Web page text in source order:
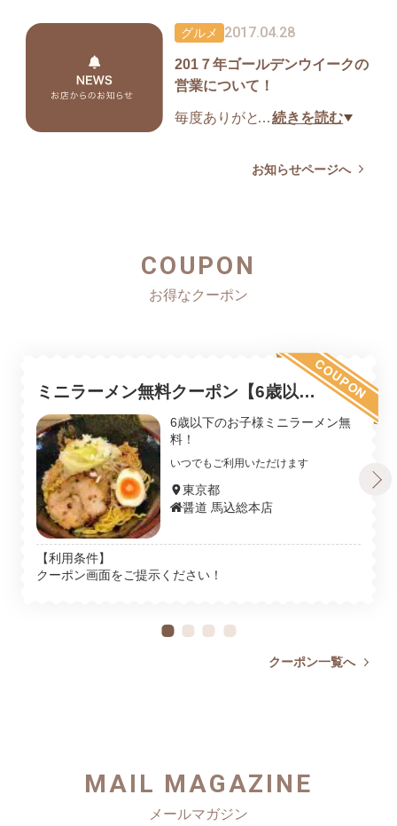
グルメ 2017.04.28
201７年ゴールデンウイークの
営業について！
毎度ありがとうございます、
ゴールデンウイークは通常通
…続きを読む
お知らせページへ
COUPON
ミニラーメン無料クーポン【6歳以下
のお子様】
6歳以下のお子様ミニラーメン無
料！
いつでもご利用いただけます
東京都
醤道 馬込総本店
【利用条件】
クーポン画面をご提示ください！
COUPON
クーポン一覧へ
MAIL MAGAZINE